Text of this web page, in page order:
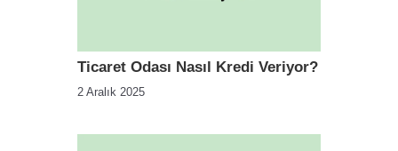
Ticaret Odası Nasıl Kredi Veriyor?
2 Aralık 2025